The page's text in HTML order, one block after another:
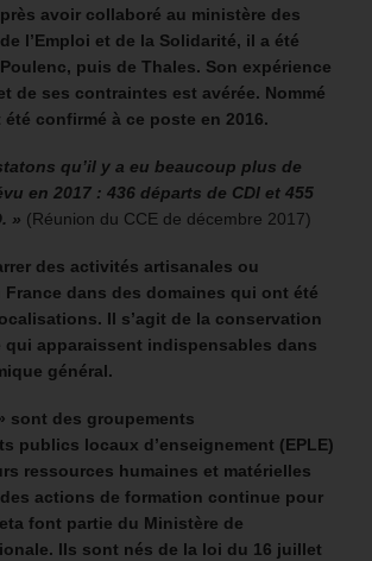
avoir collaboré au ministère des
l’Emploi et de la Solidarité, il a été
puis de Thales. Son expérience
de ses contraintes est avérée. Nommé
été confirmé à ce poste en 2016.
qu’il y a eu beaucoup plus de
en 2017 : 436 départs de CDI et 455
» (Réunion du CCE de décembre 2017)
des activités artisanales ou
dans des domaines qui ont été
Il s’agit de la conservation
qui apparaissent indispensables dans
général.
sont des groupements
publics locaux d’enseignement (EPLE)
ressources humaines et matérielles
actions de formation continue pour
font partie du Ministère de
Ils sont nés de la loi du 16 juillet